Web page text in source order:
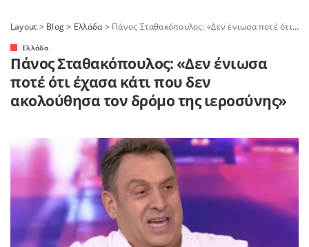
Layout > Blog> Ελλάδα> Πάνος Σταθακόπουλος: «Δεν ένιωσα ποτέ ότι έχασα κάτι που δεν ακολούθησα τον δρόμο της ιεροσύνης»
Ελλάδα
Πάνος Σταθακόπουλος: «Δεν ένιωσα
ποτέ ότι έχασα κάτι που δεν
ακολούθησα τον δρόμο της ιεροσύνης»